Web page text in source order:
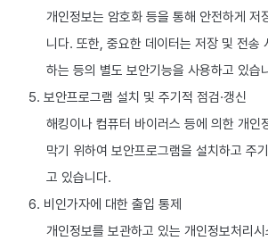
개인정보는 암호화 등을 통해 안전하게 저
니다. 또한, 중요한 데이터는 저장 및 전송
하는 등의 별도 보안기능을 사용하고 있습
5. 보안프로그램 설치 및 주기적 점검·갱신
해킹이나 컴퓨터 바이러스 등에 의한 개인
막기 위하여 보안프로그램을 설치하고 주
고 있습니다.
6. 비인가자에 대한 출입 통제
개인정보를 보관하고 있는 개인정보처리